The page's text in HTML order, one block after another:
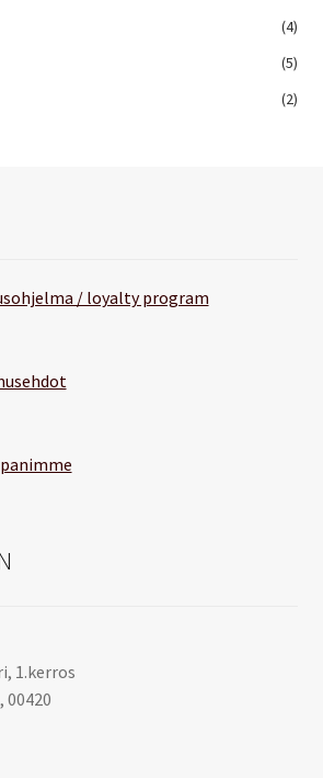
(4)
(5)
(2)
/ loyalty program
1.kerros